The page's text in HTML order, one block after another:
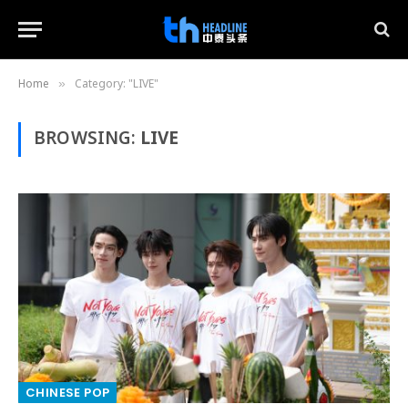
Home » Category: "LIVE"
BROWSING: LIVE
CHINESE POP